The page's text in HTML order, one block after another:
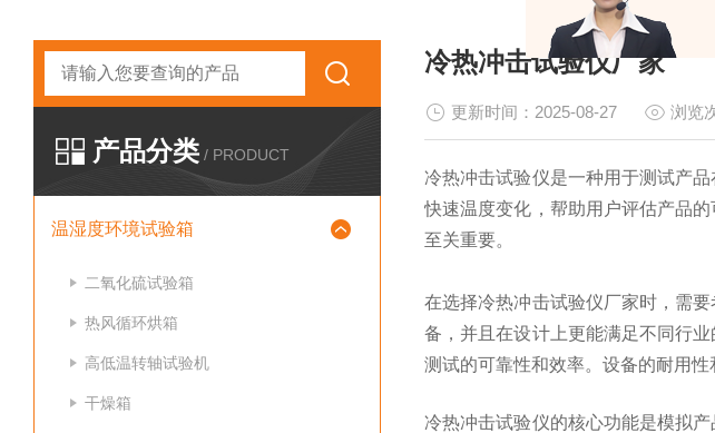
产品分类 / PRODUCT
温湿度环境试验箱
二氧化硫试验箱
热风循环烘箱
高低温转轴试验机
干燥箱
冷热冲击试验仪厂家
更新时间：2025-08-27 浏览
冷热冲击试验仪是一种用于测试产品
快速温度变化，帮助用户评估产品
至关重要。
在选择冷热冲击试验仪厂家时，需
备，并且在设计上更能满足不同行
测试的可靠性和效率。设备的耐用
冷热冲击试验仪的核心功能是模拟产